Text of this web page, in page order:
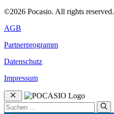
©2026 Pocasio. All rights reserved.
AGB
Partnerprogramm
Datenschutz
Impressum
Schließen
Suchen